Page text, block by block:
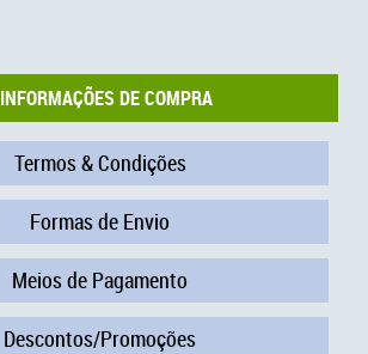
INFORMAÇÕES DE COMPRA
Termos & Condições
Formas de Envio
Meios de Pagamento
Descontos/Promoções